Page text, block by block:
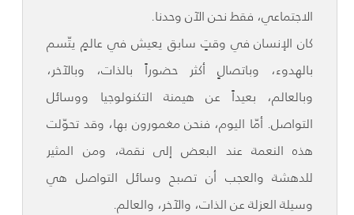
الاجتماعي، فقط نحن الآن وحدنا.
كان الإنسان في وقتٍ سابق يعيش في عالمٍ يتّسم
بالهدوء، وباتصالٍ أكثر حضوراً بالذات، وبالآخر،
وبالعالم، بعيداً عن هيمنة التكنولوجيا ووسائل
التواصل. أمّا اليوم، فنحن مغمورون بها، وقد تحوّلت
هذه النعمة عند البعض إلى نقمة، ومن المثير
للدهشة والعجب أن تصبح وسائل التواصل هي
وسيلة العزلة عن الذات، والآخر، والعالم.